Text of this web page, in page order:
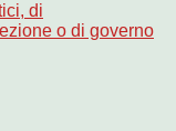
di
o di governo